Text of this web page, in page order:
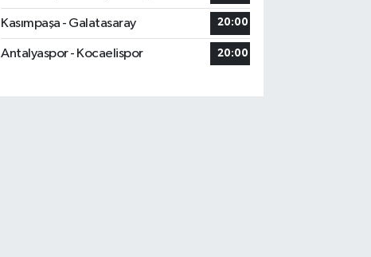
Kasımpaşa - Galatasaray 20:00
Antalyaspor - Kocaelispor 20:00